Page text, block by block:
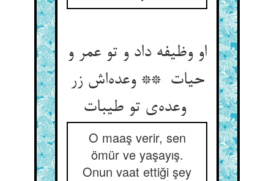
او وظیفه داد و تو عمر و
حیات ** وعده‌اش زر
وعده‌ی تو طیبات
O maaş verir, sen
ömür ve yaşayış.
Onun vaat ettiği şey